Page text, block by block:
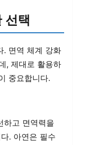
선택
. 면역 체계 강화
, 제대로 활용하
중요합니다.
하고 면역력을
. 아연은 필수